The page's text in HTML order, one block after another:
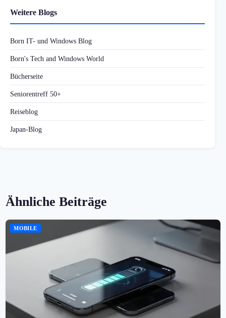
Weitere Blogs
Born IT- und Windows Blog
Born's Tech and Windows World
Bücherseite
Seniorentreff 50+
Reiseblog
Japan-Blog
Ähnliche Beiträge
MOBILE